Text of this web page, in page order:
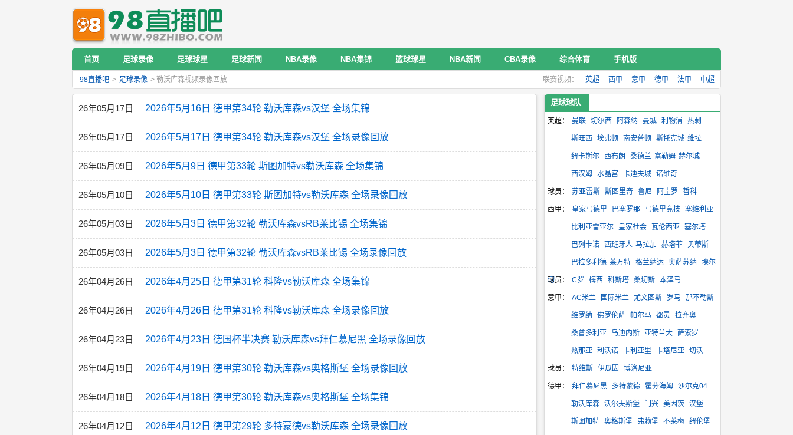
首页 足球录像 足球球星 足球新闻 NBA录像 NBA集锦 篮球球星 NBA新闻 CBA录像 综合体育 手机版
98直播吧 > 足球录像 > 勒沃库森视频录像回放 联赛视频： 英超 西甲 意甲 德甲 法甲 中超
26年05月17日 2026年5月16日 德甲第34轮 勒沃库森vs汉堡 全场集锦
26年05月17日 2026年5月17日 德甲第34轮 勒沃库森vs汉堡 全场录像回放
26年05月09日 2026年5月9日 德甲第33轮 斯图加特vs勒沃库森 全场集锦
26年05月10日 2026年5月10日 德甲第33轮 斯图加特vs勒沃库森 全场录像回放
26年05月03日 2026年5月3日 德甲第32轮 勒沃库森vsRB莱比锡 全场集锦
26年05月03日 2026年5月3日 德甲第32轮 勒沃库森vsRB莱比锡 全场录像回放
26年04月26日 2026年4月25日 德甲第31轮 科隆vs勒沃库森 全场集锦
26年04月26日 2026年4月26日 德甲第31轮 科隆vs勒沃库森 全场录像回放
26年04月23日 2026年4月23日 德国杯半决赛 勒沃库森vs拜仁慕尼黑 全场录像回放
26年04月19日 2026年4月19日 德甲第30轮 勒沃库森vs奥格斯堡 全场录像回放
26年04月18日 2026年4月18日 德甲第30轮 勒沃库森vs奥格斯堡 全场集锦
26年04月12日 2026年4月12日 德甲第29轮 多特蒙德vs勒沃库森 全场录像回放
足球球队
英超： 曼联 切尔西 阿森纳 曼城 利物浦 热刺
斯旺西 埃弗顿 南安普顿 斯托克城 维拉
纽卡斯尔 西布朗 桑德兰 富勒姆 赫尔城
西汉姆 水晶宫 卡迪夫城 诺维奇
球员： 苏亚雷斯 斯图里奇 鲁尼 阿圭罗 哲科
西甲： 皇家马德里 巴塞罗那 马德里竞技 塞维利亚
比利亚雷亚尔 皇家社会 瓦伦西亚 塞尔塔
巴列卡诺 西班牙人 马拉加 赫塔菲 贝蒂斯
巴拉多利德 莱万特 格兰纳达 奥萨苏纳 埃尔
切
球员： C罗 梅西 科斯塔 桑切斯 本泽马
意甲： AC米兰 国际米兰 尤文图斯 罗马 那不勒斯
维罗纳 佛罗伦萨 帕尔马 都灵 拉齐奥
桑普多利亚 乌迪内斯 亚特兰大 萨索罗
热那亚 利沃诺 卡利亚里 卡塔尼亚 切沃
球员： 特维斯 伊瓜因 博洛尼亚
德甲： 拜仁慕尼黑 多特蒙德 霍芬海姆 沙尔克04
勒沃库森 沃尔夫斯堡 门兴 美因茨 汉堡
斯图加特 奥格斯堡 弗赖堡 不莱梅 纽伦堡